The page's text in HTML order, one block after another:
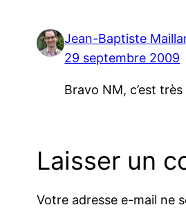
Jean-Baptiste
29 septembre 2009
Bravo NM, c’est
Laisser un
Votre adresse e-mail ne